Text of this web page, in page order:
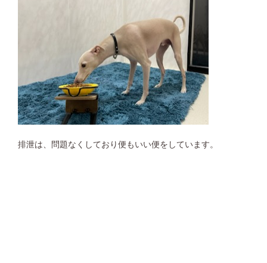
排泄は、問題なくしており便もいい便をしています。